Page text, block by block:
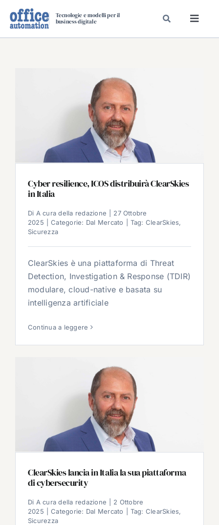
Tecnologie e modelli per il
business digitale
TAVOLE ROTONDE DI REDAZIONE
Cyber resilience, ICOS distribuirà ClearSkies
in Italia
Di A cura della redazione
27 Ottobre
2025
Categorie: Dal Mercato Tag: ClearSkies,
Sicurezza
ClearSkies è una piattaforma di Threat
Detection, Investigation & Response (TDIR)
modulare, cloud-native e basata su
intelligenza artificiale
Continua a leggere
ClearSkies lancia in Italia la sua piattaforma
di cybersecurity
Di A cura della redazione
2 Ottobre
2025
Categorie: Dal Mercato Tag: ClearSkies,
Sicurezza